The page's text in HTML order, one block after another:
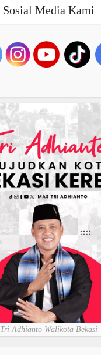
Sosial Media Kami
Tri Adhianto Walikota Bekasi